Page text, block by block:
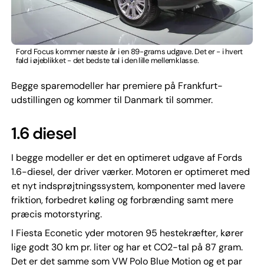
Ford Focus kommer næste år i en 89-grams udgave. Det er - i hvert
fald i øjeblikket - det bedste tal i den lille mellemklasse.
Begge sparemodeller har premiere på Frankfurt-
udstillingen og kommer til Danmark til sommer.
1.6 diesel
I begge modeller er det en optimeret udgave af Fords
1.6-diesel, der driver værker. Motoren er optimeret med
et nyt indsprøjtningssystem, komponenter med lavere
friktion, forbedret køling og forbrænding samt mere
præcis motorstyring.
I Fiesta Econetic yder motoren 95 hestekræfter, kører
lige godt 30 km pr. liter og har et CO2-tal på 87 gram.
Det er det samme som VW Polo Blue Motion og et par